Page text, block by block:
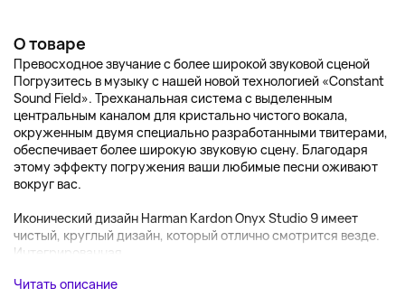
О товаре
Превосходное звучание с более широкой звуковой сценой
Погрузитесь в музыку с нашей новой технологией «‎Constant
Sound Field»‎. Трехканальная система с выделенным
центральным каналом для кристально чистого вокала,
окруженным двумя специально разработанными твитерами,
обеспечивает более широкую звуковую сцену. Благодаря
этому эффекту погружения ваши любимые песни оживают
вокруг вас.
Иконический дизайн Harman Kardon Onyx Studio 9 имеет
чистый, круглый дизайн, который отлично смотрится везде.
Интегрированная...
Читать описание